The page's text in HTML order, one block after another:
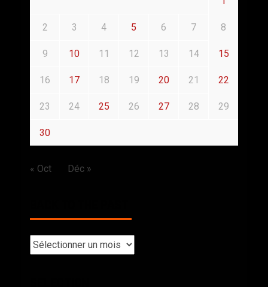
2 3 4 5 6 7 8
9 10 11 12 13 14 15
16 17 18 19 20 21 22
23 24 25 26 27 28 29
30
« Oct Déc »